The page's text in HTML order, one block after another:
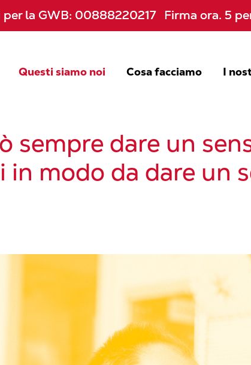
la GWB: 00888220217 Firma ora. 5
la GWB: 00888220217 Firma ora. 5
Questi siamo noi Cosa facciamo I
sempre dare un
modo da dare un